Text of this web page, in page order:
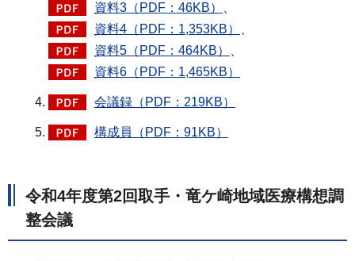
資料3（PDF：46KB）
資料4（PDF：1,353KB）
資料5（PDF：464KB）
資料6（PDF：1,465KB）
会議録（PDF：219KB）
構成員（PDF：91KB）
令和4年度第2回取手・竜ケ崎地域医療構想調
整会議